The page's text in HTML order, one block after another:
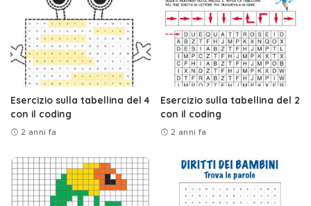
Esercizio sulla tabellina del 4
con il coding
2 anni fa
Esercizio sulla tabellina del 2
con il coding
2 anni fa